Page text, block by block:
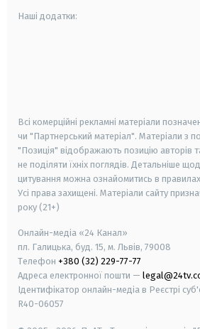
Наші додатки:
Всі комерційні рекламні матеріали
чи "Партнерський матеріал". Матеріали з
"Позиція" відображають позицію авторів
не поділяти їхніх поглядів. Детальніше
цитування можна ознайомитись в
Усі права захищені. Матеріали сайту
року (21+)
Онлайн-медіа «24 Канал»
пл. Галицька, буд. 15, м. Львів, 79008
Телефон +380 (32) 229-77-77
Адреса електронної пошти —
Ідентифікатор онлайн-медіа в Реєстрі
R40-06057